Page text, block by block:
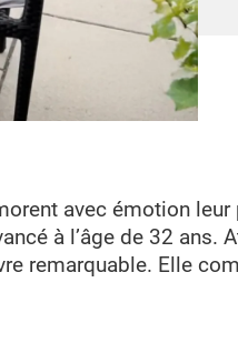
avec émotion
à l’âge de 32
remarquable. Elle